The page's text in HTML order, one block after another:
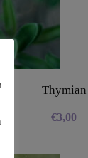
Thymian
€3,00